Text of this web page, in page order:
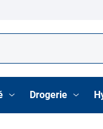
Drogerie